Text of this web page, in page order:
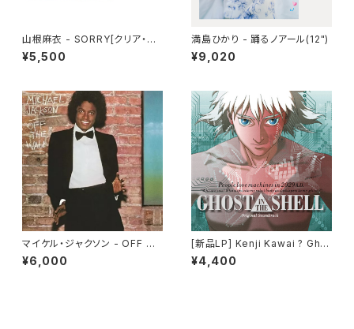
山根麻衣 - SORRY[クリア・ブ
ルー・ヴァイナル](LP)
¥5,500
満島ひかり - 踊るノアール(12")
¥9,020
マイケル・ジャクソン - OFF TH
E WALL(LP)
¥6,000
[新品LP] Kenji Kawai ? Gho
st In The Shell (Original So
undtrack) / GHOST IN THE
¥4,400